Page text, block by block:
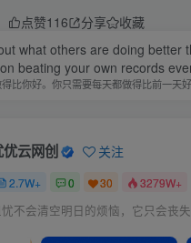
点赞116 分享
收藏
what others are doing better
beating your own records
比你好。你只需要每天都做得比前一天
云网创 关注
2.7W+ 0 30 3279W+
不会清空明日的烦恼，它只会丧